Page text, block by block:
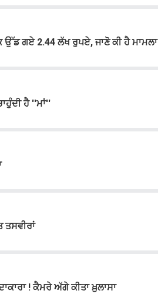
ਗਏ 2.44 ਲੱਖ ਰੁਪਏ, ਜਾਣੋ ਕੀ ਹੈ ਮਾਮਲਾ
ਹੈ ''ਮਾਂ''
! ਕੈਮਰੇ ਅੱਗੇ ਕੀਤਾ ਖ਼ੁਲਾਸਾ